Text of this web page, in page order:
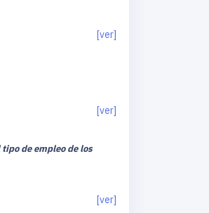
[ver]
[ver]
de empleo de los
[ver]